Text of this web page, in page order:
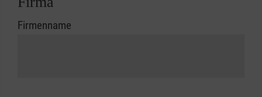
Firmenname